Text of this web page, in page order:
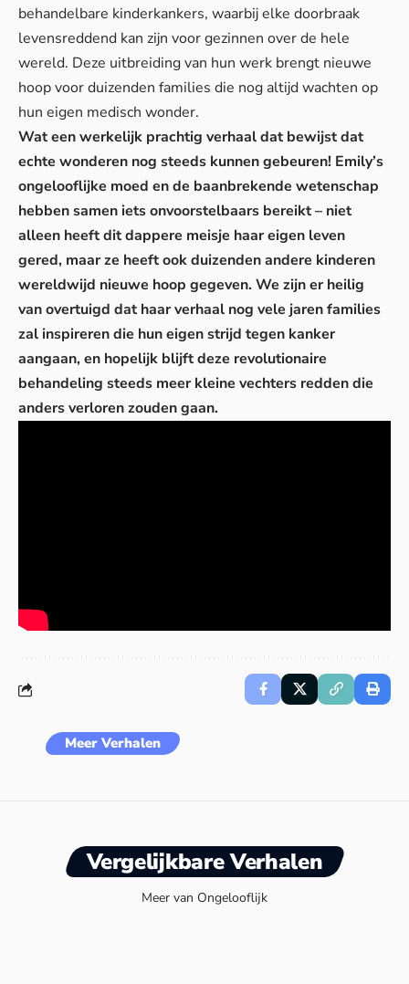
behandelbare kinderkankers, waarbij elke doorbraak
levensreddend kan zijn voor gezinnen over de hele
wereld. Deze uitbreiding van hun werk brengt nieuwe
hoop voor duizenden families die nog altijd wachten op
hun eigen medisch wonder.
Wat een werkelijk prachtig verhaal dat bewijst dat
echte wonderen nog steeds kunnen gebeuren! Emily’s
ongelooflijke moed en de baanbrekende wetenschap
hebben samen iets onvoorstelbaars bereikt – niet
alleen heeft dit dappere meisje haar eigen leven
gered, maar ze heeft ook duizenden andere kinderen
wereldwijd nieuwe hoop gegeven. We zijn er heilig
van overtuigd dat haar verhaal nog vele jaren families
zal inspireren die hun eigen strijd tegen kanker
aangaan, en hopelijk blijft deze revolutionaire
behandeling steeds meer kleine vechters redden die
anders verloren zouden gaan.
Meer Verhalen
Vergelijkbare Verhalen
Meer van Ongelooflijk